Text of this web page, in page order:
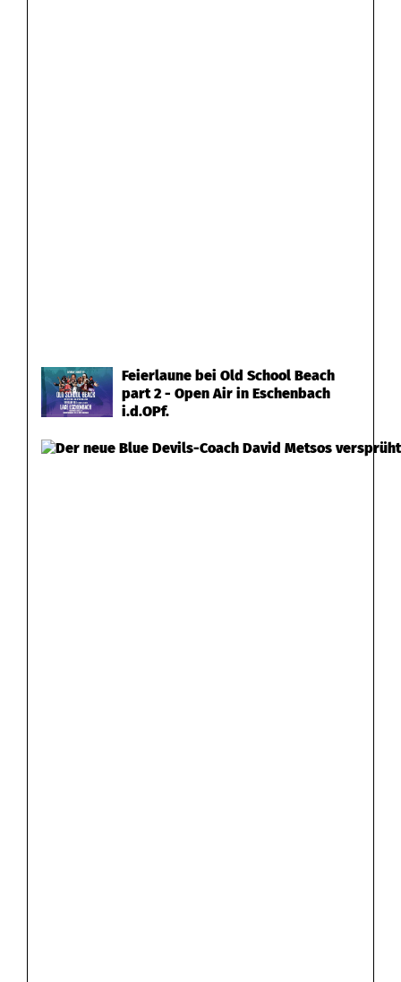
Feierlaune bei Old School Beach
part 2 - Open Air in Eschenbach
i.d.OPf.